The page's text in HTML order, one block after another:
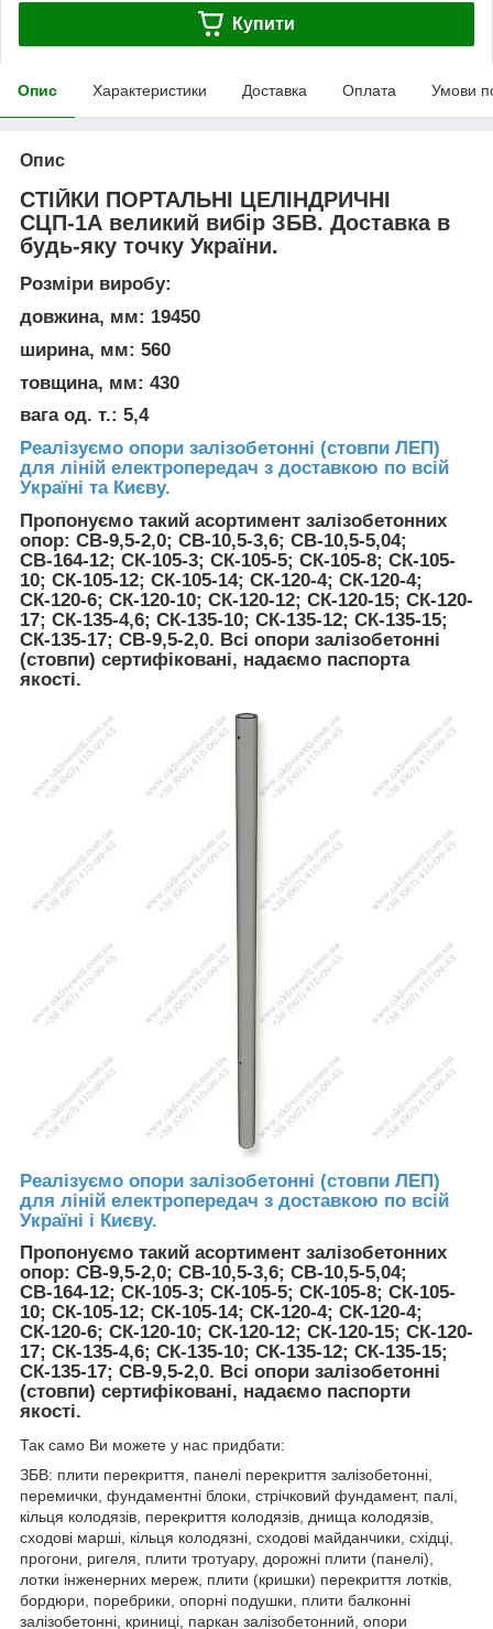
Купити
Опис Характеристики Доставка Оплата Умови
Опис
СТІЙКИ ПОРТАЛЬНІ ЦЕЛІНДРИЧНІ
СЦП-1А великий вибір ЗБВ. Доставка в
будь-яку точку України.
Розміри виробу:
довжина, мм: 19450
ширина, мм: 560
товщина, мм: 430
вага од. т.: 5,4
Реалізуємо опори залізобетонні (стовпи ЛЕП)
для ліній електропередач з доставкою по всій
Україні та Києву.
Пропонуємо такий асортимент залізобетонних
опор: СВ-9,5-2,0; СВ-10,5-3,6; СВ-10,5-5,04;
СВ-164-12; СК-105-3; СК-105-5; СК-105-8; СК-105-
10; СК-105-12; СК-105-14; СК-120-4; СК-120-4;
СК-120-6; СК-120-10; СК-120-12; СК-120-15; СК-120-
17; СК-135-4,6; СК-135-10; СК-135-12; СК-135-15;
СК-135-17; СВ-9,5-2,0. Всі опори залізобетонні
(стовпи) сертифіковані, надаємо паспорта
якості.
Реалізуємо опори залізобетонні (стовпи ЛЕП)
для ліній електропередач з доставкою по всій
Україні і Києву.
Пропонуємо такий асортимент залізобетонних
опор: СВ-9,5-2,0; СВ-10,5-3,6; СВ-10,5-5,04;
СВ-164-12; СК-105-3; СК-105-5; СК-105-8; СК-105-
10; СК-105-12; СК-105-14; СК-120-4; СК-120-4;
СК-120-6; СК-120-10; СК-120-12; СК-120-15; СК-120-
17; СК-135-4,6; СК-135-10; СК-135-12; СК-135-15;
СК-135-17; СВ-9,5-2,0. Всі опори залізобетонні
(стовпи) сертифіковані, надаємо паспорти
якості.
Так само Ви можете у нас придбати:
ЗБВ: плити перекриття, панелі перекриття залізобетонні,
перемички, фундаментні блоки, стрічковий фундамент, палі,
кільця колодязів, перекриття колодязів, днища колодязів,
сходові марші, кільця колодязні, сходові майданчики, східці,
прогони, ригеля, плити тротуару, дорожні плити (панелі),
лотки інженерних мереж, плити (кришки) перекриття лотків,
бордюри, поребрики, опорні подушки, плити балконні
залізобетонні, криниці, паркан залізобетонний, опори